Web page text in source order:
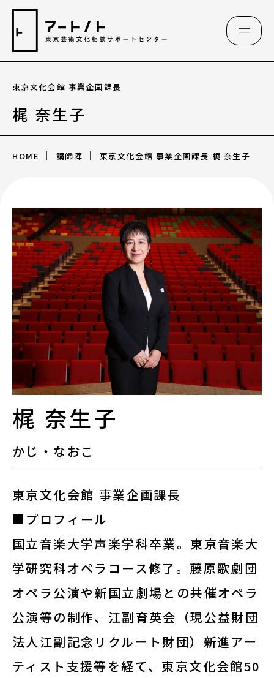
相談情報
アートのこんなご相談、お伺いしています
（相談例）
講座情報
気になる講座を探す
講座ラインアップ
公開中のアーカイブ動画
2025年度 過去の講座
2023年度以前 過去の講座
修了生
講師陣
東京文化会館 事業企画課長
梶 奈生子
HOME 講師陣 東京文化会館 事業企画課長 梶 奈生子
梶 奈生子
かじ・なおこ
東京文化会館 事業企画課長
■プロフィール
国立音楽大学声楽学科卒業。東京音楽大
学研究科オペラコース修了。藤原歌劇団
オペラ公演や新国立劇場との共催オペラ
公演等の制作、江副育英会（現公益財団
法人江副記念リクルート財団）新進アー
ティスト支援等を経て、東京文化会館50